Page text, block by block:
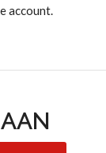
account.